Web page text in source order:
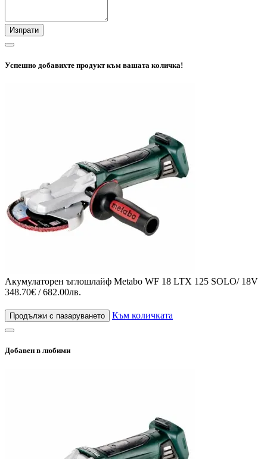
Изпрати
Успешно добавихте продукт към вашата количка!
Акумулаторен ъглошлайф Metabo WF 18 LTX 125 SOLO/ 18V
348.70€ / 682.00лв.
Продължи с пазаруването Към количката
Добавен в любими